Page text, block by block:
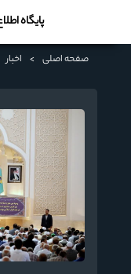
پایگاه
صفحه اصلی > اخبار